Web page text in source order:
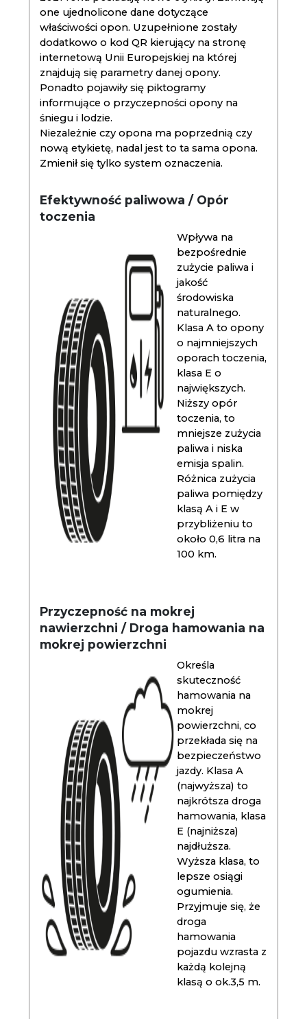
one ujednolicone dane dotyczące
właściwości opon. Uzupełnione zostały
dodatkowo o kod QR kierujący na stronę
internetową Unii Europejskiej na której
znajdują się parametry danej opony.
Ponadto pojawiły się piktogramy
informujące o przyczepności opony na
śniegu i lodzie.
Niezależnie czy opona ma poprzednią czy
nową etykietę, nadal jest to ta sama opona.
Zmienił się tylko system oznaczenia.
Efektywność paliwowa / Opór
toczenia
Wpływa na
bezpośrednie
zużycie paliwa i
jakość
środowiska
naturalnego.
Klasa A to opony
o najmniejszych
oporach toczenia,
klasa E o
największych.
Niższy opór
toczenia, to
mniejsze zużycia
paliwa i niska
emisja spalin.
Różnica zużycia
paliwa pomiędzy
klasą A i E w
przybliżeniu to
około 0,6 litra na
100 km.
Przyczepność na mokrej
nawierzchni / Droga hamowania na
mokrej powierzchni
Określa
skuteczność
hamowania na
mokrej
powierzchni, co
przekłada się na
bezpieczeństwo
jazdy. Klasa A
(najwyższa) to
najkrótsza droga
hamowania, klasa
E (najniższa)
najdłuższa.
Wyższa klasa, to
lepsze osiągi
ogumienia.
Przyjmuje się, że
droga
hamowania
pojazdu wzrasta z
każdą kolejną
klasą o ok.3,5 m.